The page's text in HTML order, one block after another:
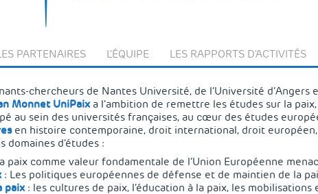
PARTENAIRES L'ÉQUIPE LES RAPPORTS D'ACTIVITÉS
chercheurs de Nantes Université, de l’Université d’Angers
Monnet UniPaix a l’ambition de remettre les études sur la
au sein des universités françaises, au cœur des études
en histoire contemporaine, droit international, droit
domaines d’études :
paix comme valeur fondamentale de l’Union Européenne
: Les politiques européennes de défense et de maintien de la
paix : les cultures de paix, l’éducation à la paix, les mobilisations